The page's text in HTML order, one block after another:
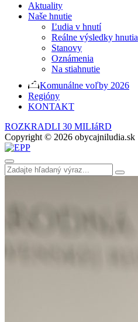
Aktuality
Naše hnutie
Ľudia v hnutí
Reálne výsledky hnutia
Stanovy
Oznámenia
Na stiahnutie
Komunálne voľby 2026
Regióny
KONTAKT
ROZKRADLI 30 MILIáRD
Copyright © 2026 obycajniludia.sk